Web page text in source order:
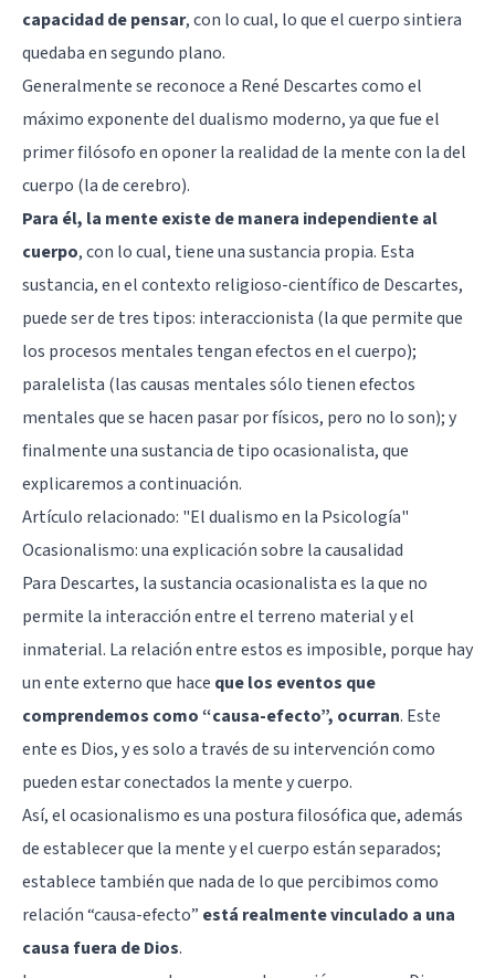
capacidad de pensar, con lo cual, lo que el cuerpo sintiera
quedaba en segundo plano.
Generalmente se reconoce a René Descartescomo el
máximo exponente del dualismo moderno, ya que fue el
primer filósofo en oponer la realidad de la mente con la del
cuerpo (la de cerebro).
Para él, la mente existe de manera independiente al
cuerpo, con lo cual, tiene una sustancia propia. Esta
sustancia, en el contexto religioso-científico de Descartes,
puede ser de tres tipos: interaccionista (la que permite que
los procesos mentales tengan efectos en el cuerpo);
paralelista (las causas mentales sólo tienen efectos
mentales que se hacen pasar por físicos, pero no lo son); y
finalmente una sustancia de tipo ocasionalista, que
explicaremos a continuación.
Artículo relacionado: "El dualismo en la Psicología"
Ocasionalismo: una explicación sobre la causalidad
Para Descartes, la sustancia ocasionalista es la que no
permite la interacción entre el terreno material y el
inmaterial. La relación entre estos es imposible, porque hay
un ente externo que hace que los eventos que
comprendemos como “causa-efecto”, ocurran. Este
ente es Dios, y es solo a través de su intervención como
pueden estar conectados la mente y cuerpo.
Así, el ocasionalismo es una postura filosófica que, además
de establecer que la mente y el cuerpo están separados;
establece también que nada de lo que percibimos como
relación “causa-efecto” está realmente vinculado a una
causa fuera de Dios.